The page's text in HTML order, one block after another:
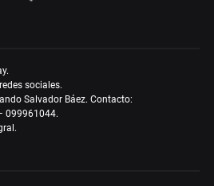
sociales.
Salvador Báez. Contacto:
099961044.